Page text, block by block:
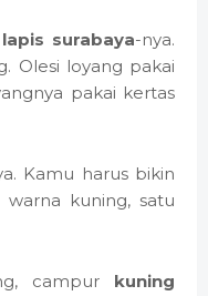
surabaya-nya.
Olesi loyang pakai
pakai kertas
Kamu harus bikin
kuning, satu
campur kuning